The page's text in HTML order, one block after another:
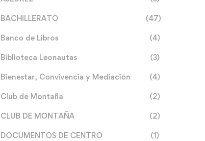
BACHILLERATO (47)
Banco de Libros (4)
Biblioteca Leonautas (3)
Bienestar, Convivencia y Mediación (4)
Club de Montaña (2)
CLUB DE MONTAÑA (2)
DOCUMENTOS DE CENTRO (1)